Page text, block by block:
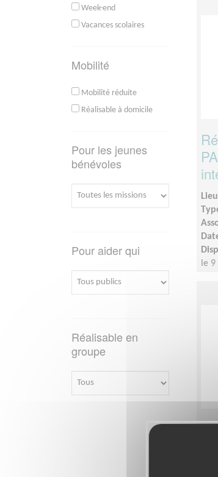
Week-end
Vacances scolaires
Mobilité
Mobilité réduite
Réalisable à domicile
Pour les jeunes
bénévoles
Pour aider qui
Réalisable en
groupe
le